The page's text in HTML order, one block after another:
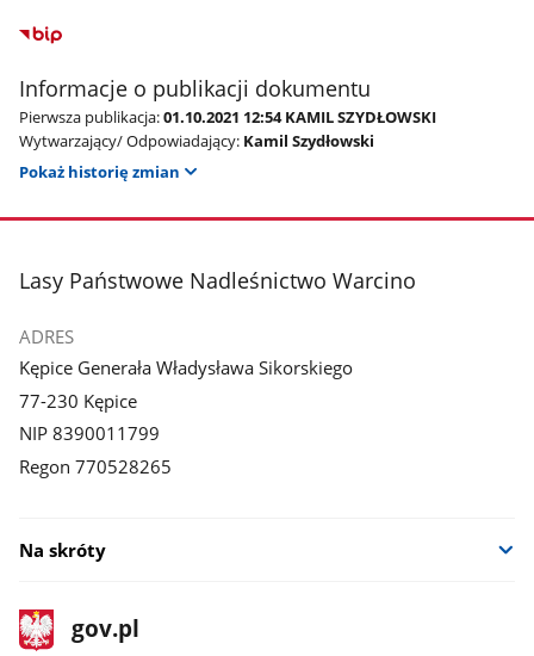
Informacje o publikacji dokumentu
Pierwsza publikacja:01.10.2021 12:54 KAMIL SZYDŁOWSKI
Wytwarzający/ Odpowiadający: Kamil Szydłowski
Pokaż historię zmian
stopka
Lasy Państwowe Nadleśnictwo Warcino
ADRES
Kępice Generała Władysława Sikorskiego
77-230 Kępice
NIP 8390011799
Regon 770528265
Na skróty
stopka
gov.pl
Strona
gov.pl